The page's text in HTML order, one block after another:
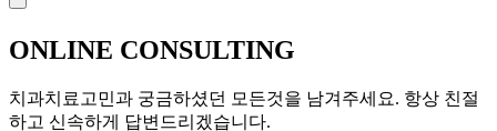
ONLINE CONSULTING
치과치료고민과 궁금하셨던 모든것을 남겨주세요. 항상 친절
하고 신속하게 답변드리겠습니다.